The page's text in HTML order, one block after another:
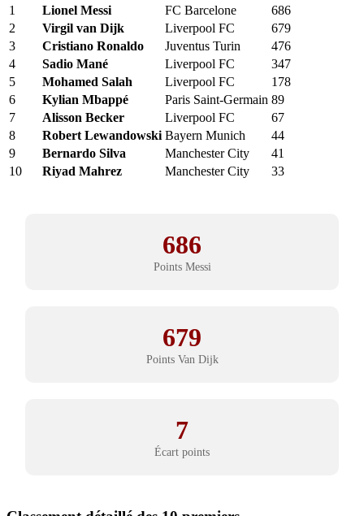
1
Lionel Messi FC Barcelone
686
2
Virgil van Dijk Liverpool FC
679
3
Cristiano Ronaldo Juventus Turin
476
4
Sadio Mané Liverpool FC
347
5
Mohamed Salah Liverpool FC
178
6
Kylian Mbappé Paris Saint-Germain 89
7
Alisson Becker Liverpool FC
67
8
Robert Lewandowski Bayern Munich
44
9
Bernardo Silva Manchester City
41
10
Riyad Mahrez Manchester City 33
686
Points Messi
679
Points Van Dijk
7
Écart points